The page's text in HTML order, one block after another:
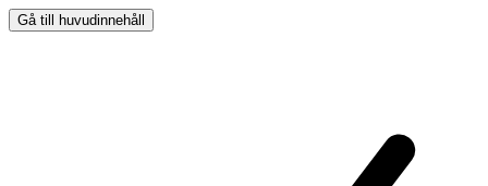
Gå till huvudinnehåll